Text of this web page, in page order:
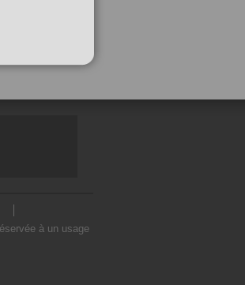
à un usage